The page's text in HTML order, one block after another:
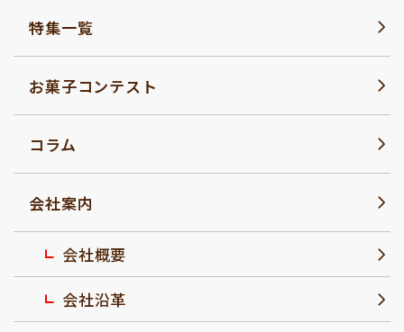
特集一覧
お菓子コンテスト
コラム
会社案内
会社概要
会社沿革